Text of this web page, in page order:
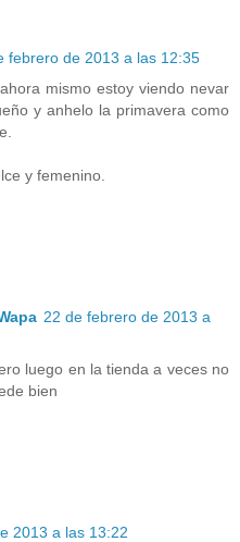
febrero de 2013 a las 12:35
mismo estoy viendo nevar
y anhelo la primavera como
y femenino.
22 de febrero de 2013 a
luego en la tienda a veces no
bien
2013 a las 13:22